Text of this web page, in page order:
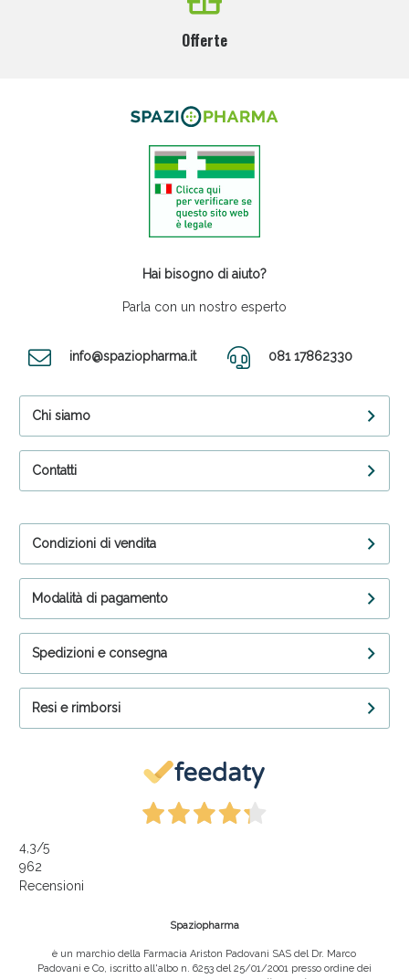
Offerte
Hai bisogno di aiuto?
Parla con un nostro esperto
info@spaziopharma.it 081 17862330
Chi siamo
Contatti
Condizioni di vendita
Modalità di pagamento
Spedizioni e consegna
Resi e rimborsi
4,3/5
962
Recensioni
Spaziopharma
è un marchio della Farmacia Ariston Padovani SAS del Dr. Marco
Padovani e Co, iscritto all'albo n. 6253 del 25/01/2001 presso ordine dei